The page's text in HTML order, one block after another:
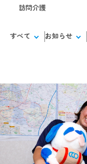
訪問介護
すべて お知らせ